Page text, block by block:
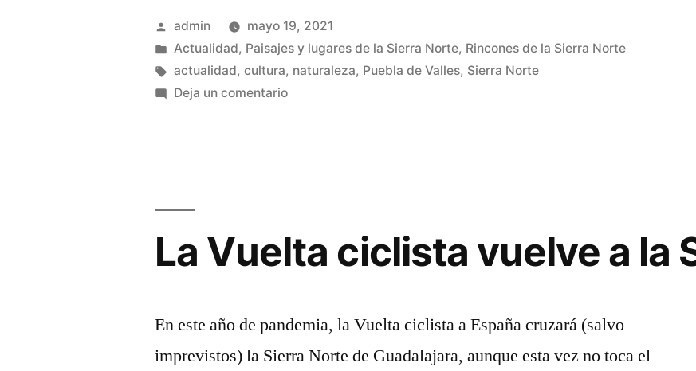
anunciada»
Publicado
por
admin
mayo 19, 2021
Publicado
en
Actualidad, Paisajes y lugares de la Sierra Norte, Rincones de la Sierra Norte
Etiquetas:
actualidad,cultura, naturaleza, Puebla de Valles, Sierra Norte
Deja un comentarioen
La Vuelta ciclista vuelve a la
En este año de pandemia, la Vuelta ciclista a España cruzará (salvo
imprevistos) la Sierra Norte de Guadalajara, aunque esta vez no toca el